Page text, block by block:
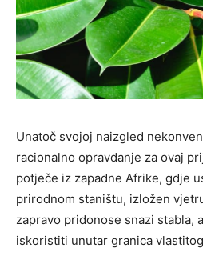
Unatoč svojoj naizgled
racionalno opravdanje za ovaj
potječe iz zapadne Afrike, gdje
prirodnom staništu, izložen
zapravo pridonose snazi ​​stabla,
iskoristiti unutar granica